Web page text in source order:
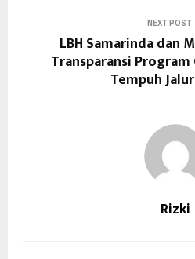
NEXT POST
LBH Samarinda dan
Transparansi
Tempuh
Rizki